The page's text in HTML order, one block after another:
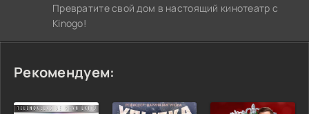
Превратите свой дом в настоящий кинотеатр с
Kinogo!
Рекомендуем: